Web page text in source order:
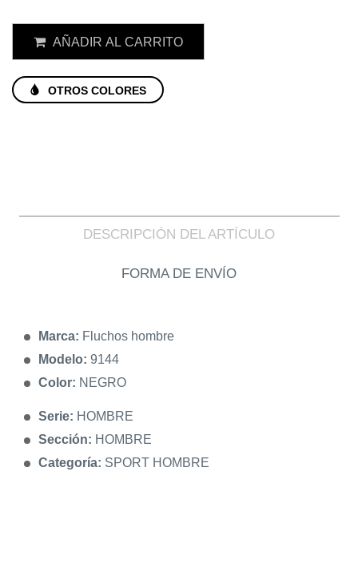
AÑADIR AL CARRITO
OTROS COLORES
DESCRIPCIÓN DEL ARTÍCULO
FORMA DE ENVÍO
Marca: Fluchos hombre
Modelo: 9144
Color: NEGRO
Serie: HOMBRE
Sección: HOMBRE
Categoría: SPORT HOMBRE